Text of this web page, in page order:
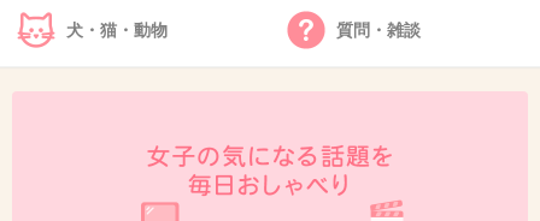
デルなれるの？
+122 -2
2020/02/11(火) 08:44:08
犬・猫・動物 質問・雑談